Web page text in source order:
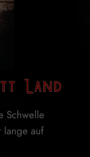
Land
Schwelle
auf